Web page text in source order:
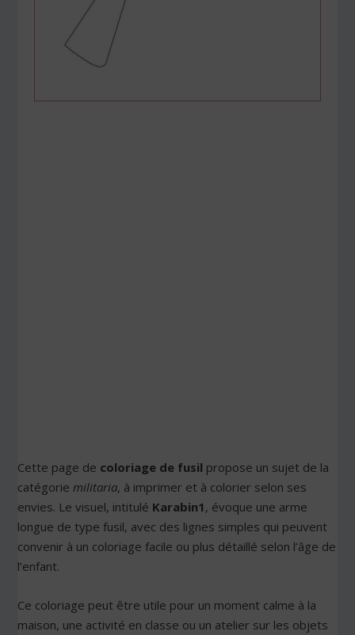
Cette page de coloriage de fusil propose un sujet de la
catégorie militaria, à imprimer et à colorier selon ses
envies. Le visuel, intitulé Karabin1 , évoque une arme
longue de type fusil, avec des lignes simples qui peuvent
convenir à un coloriage facile ou plus détaillé selon l’âge de
l’enfant.
Ce coloriage peut être utile pour un moment calme à la
maison, une activité en classe ou un atelier sur les objets